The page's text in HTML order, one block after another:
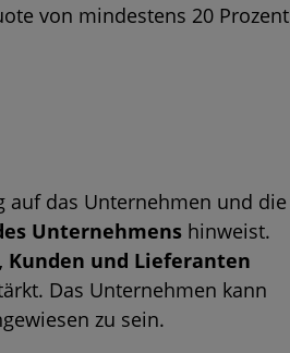
von mindestens 20 Prozent
auf das Unternehmen und die
Unternehmens hinweist.
und Lieferanten
Das Unternehmen kann
zu sein.